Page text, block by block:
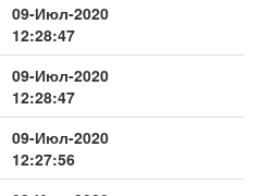
09-Июл-2020
12:28:47
09-Июл-2020
12:28:47
09-Июл-2020
12:27:56